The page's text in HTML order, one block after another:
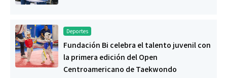
Deportes
Fundación Bi celebra el talento juvenil con
la primera edición del Open
Centroamericano de Taekwondo